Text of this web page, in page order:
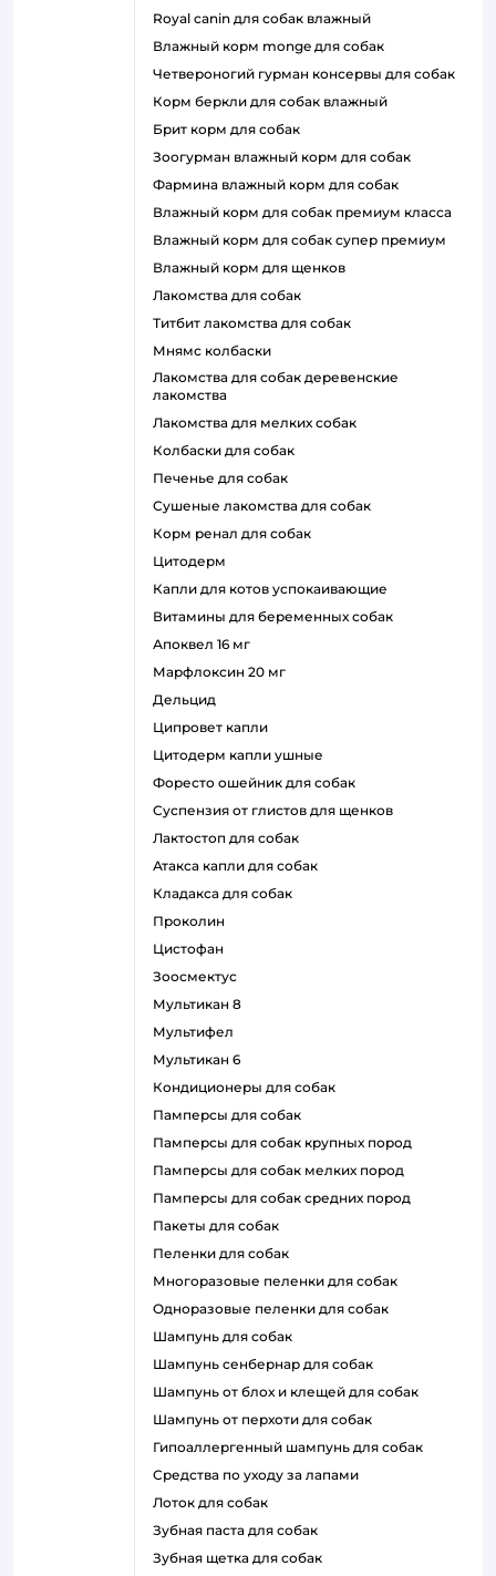
royal canin для собак влажный
влажный корм monge для собак
четвероногий гурман консервы для собак
корм беркли для собак влажный
брит корм для собак
зоогурман влажный корм для собак
фармина влажный корм для собак
влажный корм для собак премиум класса
влажный корм для собак супер премиум
влажный корм для щенков
лакомства для собак
титбит лакомства для собак
мнямс колбаски
лакомства для собак деревенские
лакомства
лакомства для мелких собак
колбаски для собак
печенье для собак
сушеные лакомства для собак
корм ренал для собак
цитодерм
капли для котов успокаивающие
витамины для беременных собак
апоквел 16 мг
марфлоксин 20 мг
дельцид
ципровет капли
цитодерм капли ушные
форесто ошейник для собак
суспензия от глистов для щенков
лактостоп для собак
атакса капли для собак
кладакса для собак
проколин
цистофан
зоосмектус
мультикан 8
мультифел
мультикан 6
кондиционеры для собак
памперсы для собак
памперсы для собак крупных пород
памперсы для собак мелких пород
памперсы для собак средних пород
пакеты для собак
пеленки для собак
многоразовые пеленки для собак
одноразовые пеленки для собак
шампунь для собак
шампунь сенбернар для собак
шампунь от блох и клещей для собак
шампунь от перхоти для собак
гипоаллергенный шампунь для собак
средства по уходу за лапами
лоток для собак
зубная паста для собак
зубная щетка для собак